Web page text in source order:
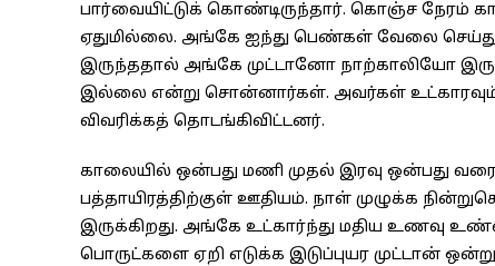
பார்வையிட்டுக் கொண்டிருந்தார். கொஞ்ச நேரம்
ஏதுமில்லை. அங்கே ஐந்து பெண்கள் வேலை
இருந்ததால் அங்கே முட்டானோ நாற்காலியோ
இல்லை என்று சொன்னார்கள். அவர்கள் உட்காரவும்
விவரிக்கத் தொடங்கிவிட்டனர்.
காலையில் ஒன்பது மணி முதல் இரவு ஒன்பது
பத்தாயிரத்திற்குள் ஊதியம். நாள் முழுக்க
இருக்கிறது. அங்கே உட்கார்ந்து மதிய உணவு
பொருட்களை ஏறி எடுக்க இடுப்புயர முட்டான்